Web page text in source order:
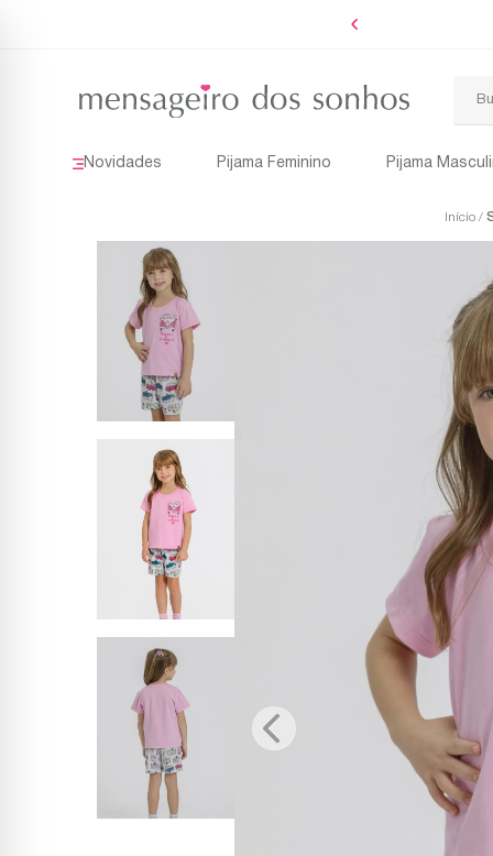
Novidades Pijama Feminino Pijama
Início